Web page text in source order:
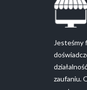
Jesteśmy
zaufaniu.